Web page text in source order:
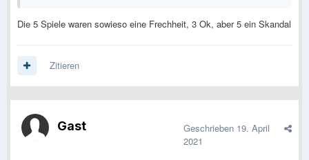
Die 5 Spiele waren sowieso eine Frechheit, 3 Ok, aber 5 ein Skandal
Zitieren
Gast Geschrieben 19. April
2021